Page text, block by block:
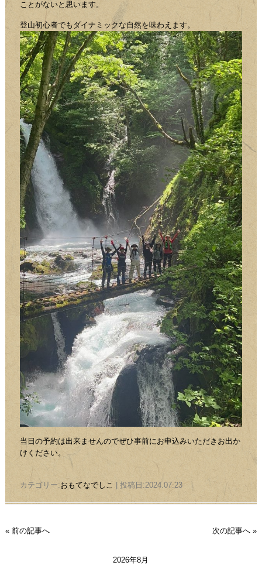
ことがないと思います。
登山初心者でもダイナミックな自然を味わえます。
当日の予約は出来ませんのでぜひ事前にお申込みいただきお出か
けください。
カテゴリー:おもてなでしこ | 投稿日:2024.07.23
« 前の記事へ 次の記事へ »
2026年8月